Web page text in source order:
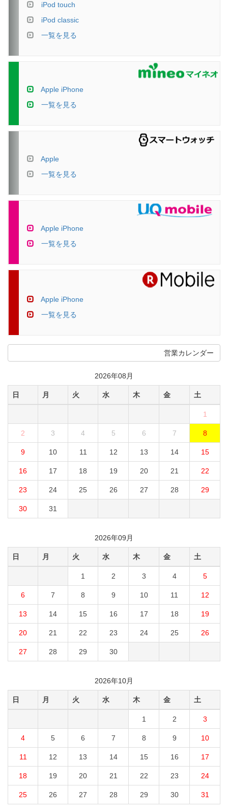
iPod touch
iPod classic
一覧を見る
Apple iPhone
一覧を見る
Apple
一覧を見る
Apple iPhone
一覧を見る
Apple iPhone
一覧を見る
営業カレンダー
2026年08月
日 月 火 水 木 金 土
1
2 3 4 5 6 7 8
9 10 11 12 13 14 15
16 17 18 19 20 21 22
23 24 25 26 27 28 29
30 31
2026年09月
日 月 火 水 木 金 土
1 2 3 4 5
6 7 8 9 10 11 12
13 14 15 16 17 18 19
20 21 22 23 24 25 26
27 28 29 30
2026年10月
日 月 火 水 木 金 土
1 2 3
4 5 6 7 8 9 10
11 12 13 14 15 16 17
18 19 20 21 22 23 24
25 26 27 28 29 30 31